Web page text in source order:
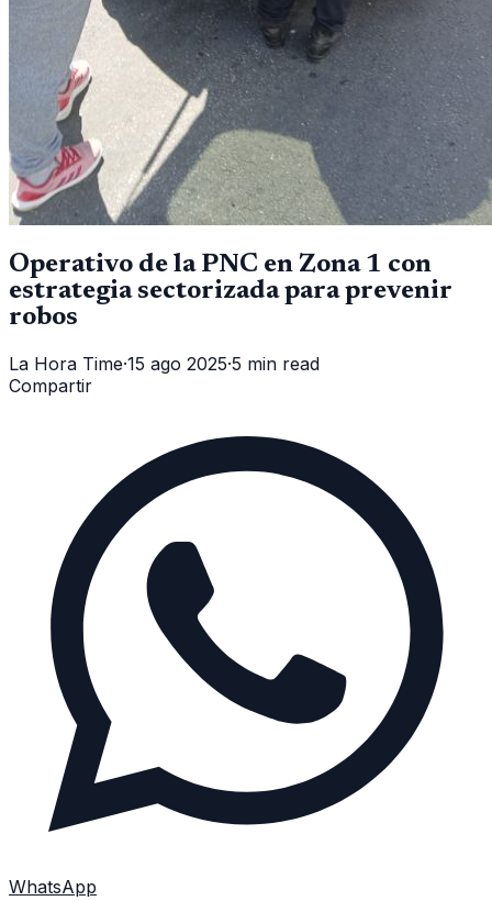
Operativo de la PNC en Zona 1 con
estrategia sectorizada para prevenir
robos
La Hora Time·15 ago 2025·5 min read
Compartir
WhatsApp